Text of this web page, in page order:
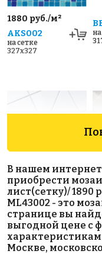
1880 руб./м²
AKS002
на сетке
327x327
на
Triangolo
White Glossy
на сетке
2625x2625
на
В нашем
приобрести
лист(сетку)/ 1890
ML43002 - это
странице вы
выгодной цене с
Москве,